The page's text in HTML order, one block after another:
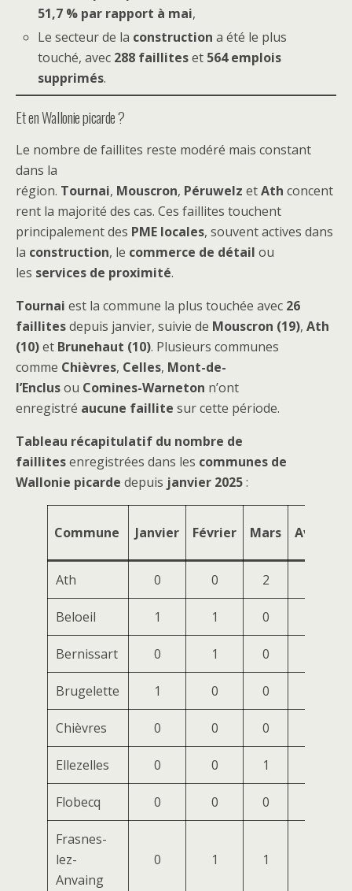
51,7 % par rapport à mai,
Le secteur de la construction a été le plus
touché, avec 288 failliteset 564 emplois
supprimés.
Et en Wallonie picarde ?
Le nombre de faillites reste modéré mais constant
dans la
région. Tournai, Mouscron, Péruwelz etAth concent
rent la majorité des cas. Ces faillites touchent
principalement des PME locales, souvent actives dans
la construction, le commerce de détail ou
les services de proximité.
Tournai est la commune la plus touchée avec 26
faillitesdepuis janvier, suivie de Mouscron (19), Ath
(10)et Brunehaut (10). Plusieurs communes
comme Chièvres, Celles, Mont-de-
l’Enclusou Comines-Warneton n’ont
enregistré aucune faillite sur cette période.
Tableau récapitulatif du nombre de
faillitesenregistrées dans les communes de
Wallonie picarde depuis janvier 2025:
Commune Janvier Février Mars Avril
Ath 0 0 2
Beloeil 1 1 0
Bernissart 0 1 0
Brugelette 1 0 0
Chièvres 0 0 0
Ellezelles 0 0 1
Flobecq 0 0 0
Frasnes-
lez-
Anvaing
0 1 1